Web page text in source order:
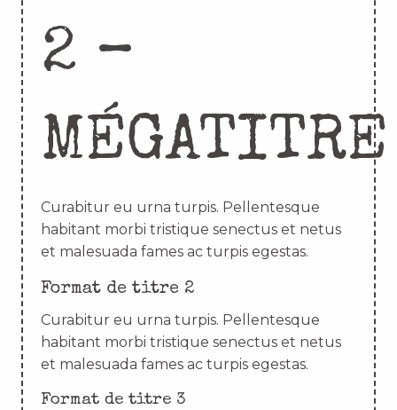
2 –
MÉGATITRE
Curabitur eu urna turpis. Pellentesque
habitant morbi tristique senectus et netus
et malesuada fames ac turpis egestas.
Format de titre 2
Curabitur eu urna turpis. Pellentesque
habitant morbi tristique senectus et netus
et malesuada fames ac turpis egestas.
Format de titre 3